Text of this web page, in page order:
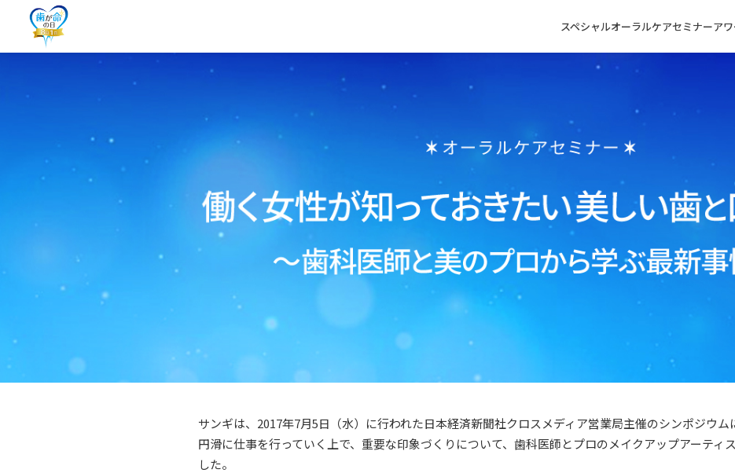
スペシャルオーラルケアセミナーア
サンギは、2017年7月5日（水）に行われた日本経済新聞社クロスメディア営業局主催のシンポジウム
円滑に仕事を行っていく上で、重要な印象づくりについて、歯科医師とプロのメイクアップアーティ
した。